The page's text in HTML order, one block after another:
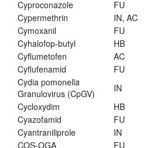
Cyproconazole
FU
Cypermethrin
IN, AC
Cymoxanil
FU
Cyhalofop-butyl
HB
Cyflumetofen
AC
Cyflufenamid
FU
Cydia pomonella
Granulovirus (CpGV)
IN
Cycloxydim
HB
Cyazofamid
FU
Cyantraniliprole
IN
COS-OGA
FU